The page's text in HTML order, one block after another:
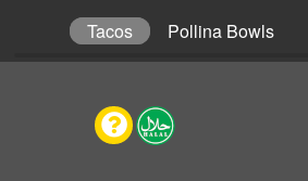
Tacos Pollina Bowls